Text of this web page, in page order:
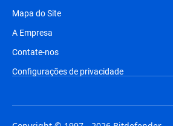
Mapa do Site
A Empresa
Contate-nos
Configurações de privacidade